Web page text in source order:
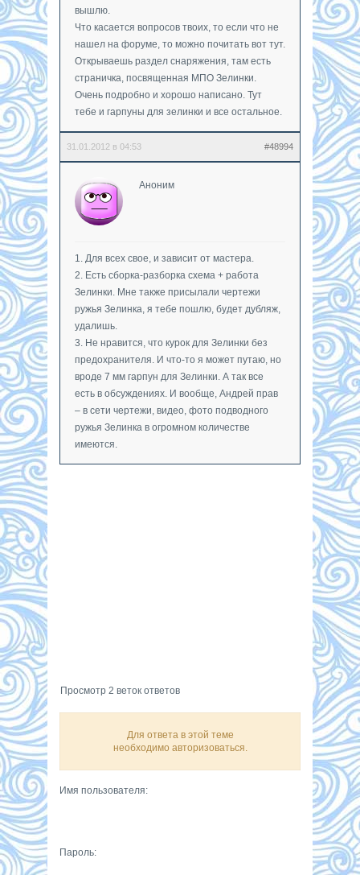
вышлю.
Что касается вопросов твоих, то если что не
нашел на форуме, то можно почитать вот тут.
Открываешь раздел снаряжения, там есть
страничка, посвященная МПО Зелинки.
Очень подробно и хорошо написано. Тут
тебе и гарпуны для зелинки и все остальное.
31.01.2012 в 04:53 #48994
Аноним
1. Для всех свое, и зависит от мастера.
2. Есть сборка-разборка схема + работа
Зелинки. Мне также присылали чертежи
ружья Зелинка, я тебе пошлю, будет дубляж,
удалишь.
3. Не нравится, что курок для Зелинки без
предохранителя. И что-то я может путаю, но
вроде 7 мм гарпун для Зелинки. А так все
есть в обсуждениях. И вообще, Андрей прав
– в сети чертежи, видео, фото подводного
ружья Зелинка в огромном количестве
имеются.
Просмотр 2 веток ответов
Для ответа в этой теме
необходимо авторизоваться.
Имя пользователя:
Пароль: